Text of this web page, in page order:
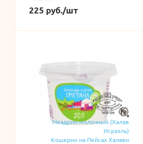
225 руб./шт
Меадрин молочный (Халав
Исраэль)
Кошерно на Пейсах Халави